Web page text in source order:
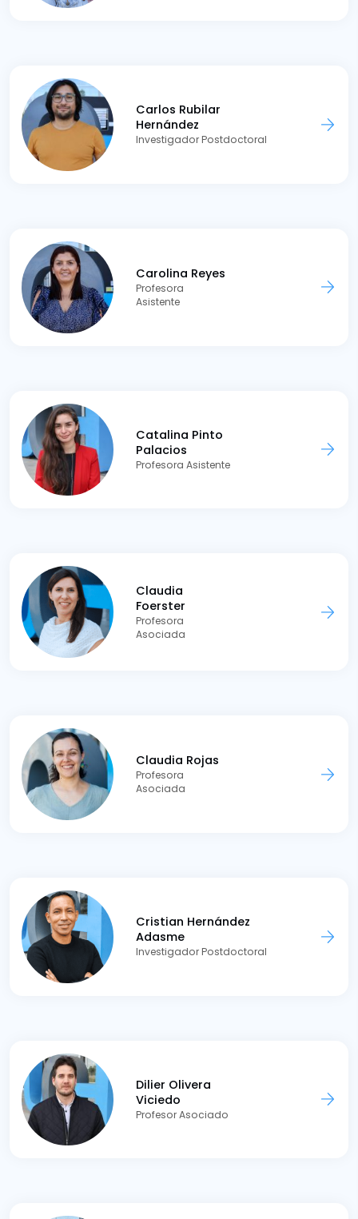
Carlos Rubilar
Hernández
Investigador Postdoctoral
Carolina Reyes
Profesora
Asistente
Catalina Pinto
Palacios
Profesora Asistente
Claudia
Foerster
Profesora
Asociada
Claudia Rojas
Profesora
Asociada
Cristian Hernández
Adasme
Investigador Postdoctoral
Dilier Olivera
Viciedo
Profesor Asociado